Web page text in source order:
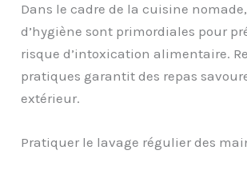
Dans le cadre de la cuisine
d’hygiène sont primordiales pour
risque d’intoxication alimentaire.
pratiques garantit des repas
extérieur.
Pratiquer le lavage régulier des